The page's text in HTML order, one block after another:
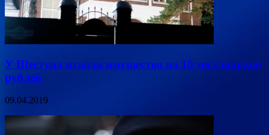
У Шестуна изъяли имущество на 10 миллиардов
рублей
09.04.2019